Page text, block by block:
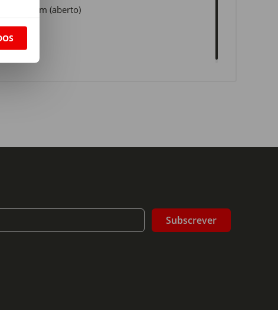
95 x 38cm (aberto)
Subscrever